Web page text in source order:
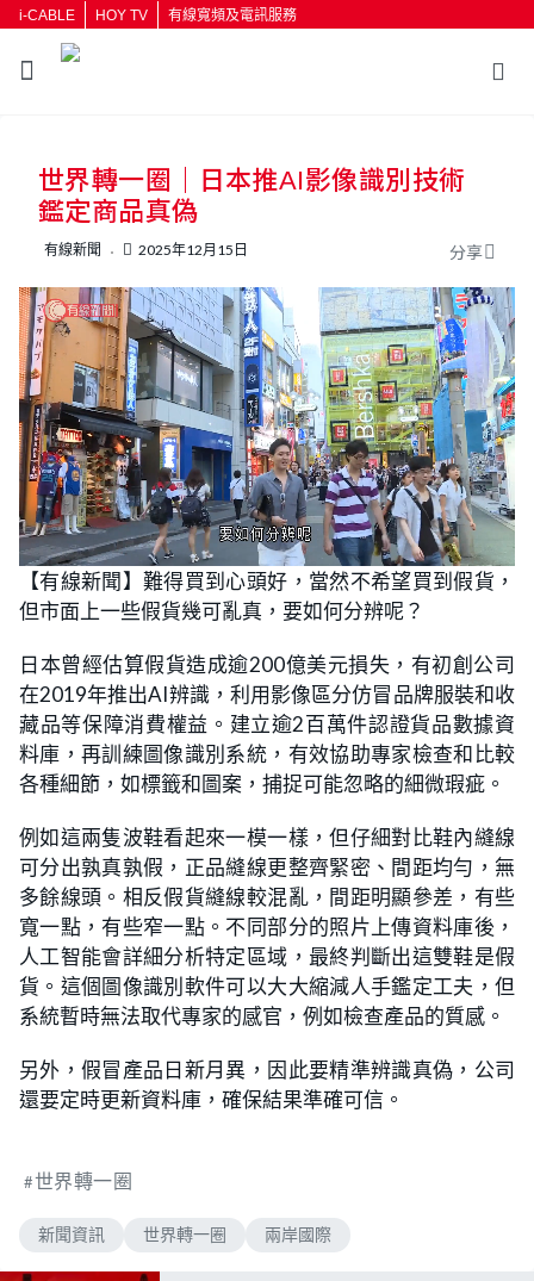
i-CABLE HOY TV 有線寬頻及電訊服務
按輸入鍵開始搜尋
世界轉一圈｜日本推AI影像識別技術
鑑定商品真偽
有線新聞 2025年12月15日 分享
U
n
m
t
L
o
a
d
e
d
5
.
2
3
%
【有線新聞】難得買到心頭好，當然不希望買到假貨，
但市面上一些假貨幾可亂真，要如何分辨呢？
日本曾經估算假貨造成逾200億美元損失，有初創公司
在2019年推出AI辨識，利用影像區分仿冒品牌服裝和收
藏品等保障消費權益。建立逾2百萬件認證貨品數據資
料庫，再訓練圖像識別系統，有效協助專家檢查和比較
各種細節，如標籤和圖案，捕捉可能忽略的細微瑕疵。
例如這兩隻波鞋看起來一模一樣，但仔細對比鞋內縫線
可分出孰真孰假，正品縫線更整齊緊密、間距均勻，無
多餘線頭。相反假貨縫線較混亂，間距明顯參差，有些
寬一點，有些窄一點。不同部分的照片上傳資料庫後，
人工智能會詳細分析特定區域，最終判斷出這雙鞋是假
貨。這個圖像識別軟件可以大大縮減人手鑑定工夫，但
系統暫時無法取代專家的感官，例如檢查產品的質感。
另外，假冒產品日新月異，因此要精準辨識真偽，公司
還要定時更新資料庫，確保結果準確可信。
世界轉一圈
新聞資訊 世界轉一圈 兩岸國際